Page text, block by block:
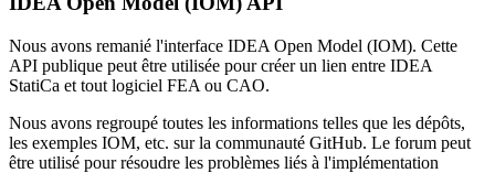
Nous avons remanié l'interface IDEA Open Model (IOM). Cette
API publique peut être utilisée pour créer un lien entre IDEA
StatiCa et tout logiciel FEA ou CAO.
Nous avons regroupé toutes les informations telles que les dépôts,
les exemples IOM, etc. sur la communauté GitHub. Le forum peut
être utilisé pour résoudre les problèmes liés à l'implémentation